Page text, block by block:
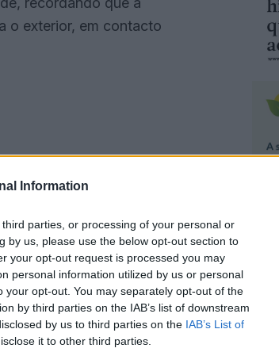
Information
parties, or processing of your personal or
by us, please use the below opt-out section to
your opt-out request is processed you may
personal information utilized by us or personal
opt-out. You may separately opt-out of the
by third parties on the IAB’s list of downstream
by us to third parties on the IAB’s List of
it to other third parties.
o exterior, em contacto
de desvalorização da
em favor de
importante afirmar a